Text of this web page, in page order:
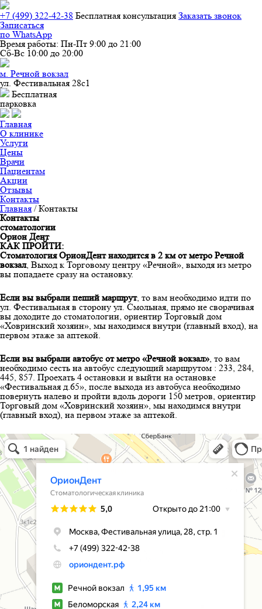
+7 (499) 322-42-38 Бесплатная конcультация Заказать звонок
Записаться
по WhatsApp
Время работы: Пн-Пт 9:00 до 21:00
Сб-Вс 10:00 до 20:00
м. Речной вокзал
ул. Фестивальная 28с1
Бесплатная
парковка
Главная
О клинике
Услуги
Цены
Врачи
Пациентам
Акции
Отзывы
Контакты
Главная /Контакты
Контакты
стоматологии
Орион Дент
КАК ПРОЙТИ:
Стоматология ОрионДент находится в 2 км от метро Речной
вокзал, Выход к Торговому центру «Речной», выходя из метро
вы попадаете сразу на остановку.
Если вы выбрали пеший маршрут, то вам необходимо идти по
ул. Фестивальная в сторону ул. Смольная, прямо не сворачивая
вы доходите до стоматологии, ориентир Торговый дом
«Ховринский хозяин», мы находимся внутри (главный вход), на
первом этаже за аптекой.
Если вы выбрали автобус от метро «Речной вокзал», то вам
необходимо сесть на автобус следующий маршрутом : 233, 284,
445, 857. Проехать 4 остановки и выйти на остановке
«Фестивальная д.65», после выхода из автобуса необходимо
повернуть налево и пройти вдоль дороги 150 метров, ориентир
Торговый дом «Ховринский хозяин», мы находимся внутри
(главный вход), на первом этаже за аптекой.